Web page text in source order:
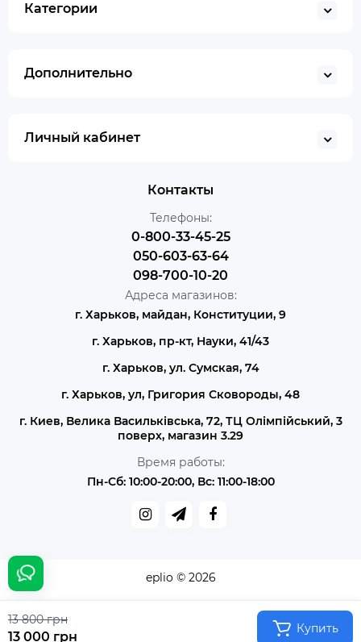
13 800 грн
13 000 грн
Купить
Категории
Дополнительно
Личный кабинет
Контакты
Телефоны:
0-800-33-45-25
050-603-63-64
098-700-10-20
Адреса магазинов:
г. Харьков, майдан, Конституции, 9
г. Харьков, пр-кт, Науки, 41/43
г. Харьков, ул. Сумская, 74
г. Харьков, ул, Григория Сковороды, 48
г. Киев, Велика Васильківська, 72, ТЦ Олімпійський, 3
поверх, магазин 3.29
Время работы:
Пн-Сб: 10:00-20:00, Вс: 11:00-18:00
eplio © 2026